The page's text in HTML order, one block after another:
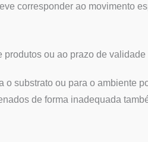
corresponder ao movimento
ou ao prazo de validade
o substrato ou para o ambiente
de forma inadequada